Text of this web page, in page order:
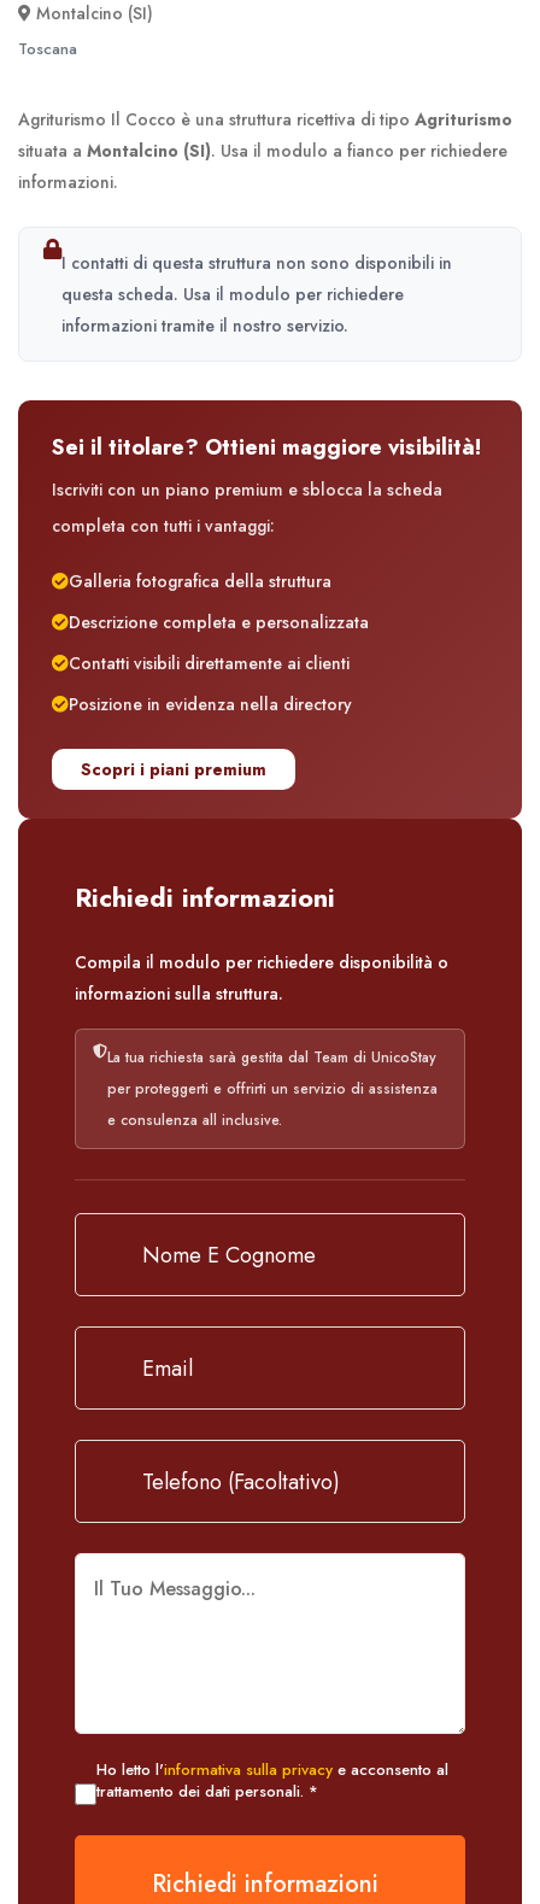
Montalcino (SI)
Toscana
Agriturismo Il Cocco è una struttura ricettiva di tipo Agriturismo
situata a Montalcino (SI). Usa il modulo a fianco per richiedere
informazioni.
I contatti di questa struttura non sono disponibili in
questa scheda. Usa il modulo per richiedere
informazioni tramite il nostro servizio.
Sei il titolare? Ottieni maggiore visibilità!
Iscriviti con un piano premium e sblocca la scheda
completa con tutti i vantaggi:
Galleria fotografica della struttura
Descrizione completa e personalizzata
Contatti visibili direttamente ai clienti
Posizione in evidenza nella directory
Scopri i piani premium
Richiedi informazioni
Compila il modulo per richiedere disponibilità o
informazioni sulla struttura.
La tua richiesta sarà gestita dal Team di UnicoStay
per proteggerti e offrirti un servizio di assistenza
e consulenza all inclusive.
Ho letto l'informativa sulla privacy e acconsento al
trattamento dei dati personali. *
Richiedi informazioni